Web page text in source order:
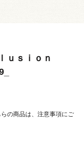
ｕｓｉｏｎ
商品は、注意事項にご